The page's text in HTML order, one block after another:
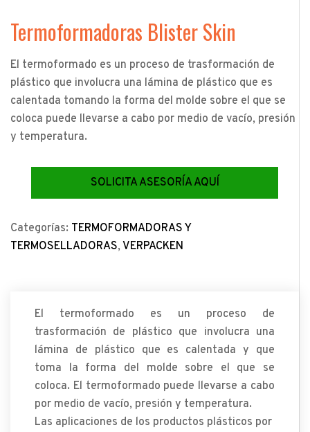
Termoformadoras Blister Skin
El termoformado es un proceso de trasformación de
plástico que involucra una lámina de plástico que es
calentada tomando la forma del molde sobre el que se
coloca puede llevarse a cabo por medio de vacío, presión
y temperatura.
SOLICITA ASESORÍA AQUÍ
Categorías: TERMOFORMADORAS Y
TERMOSELLADORAS, VERPACKEN
El termoformado es un proceso de
trasformación de plástico que involucra una
lámina de plástico que es calentada y que
toma la forma del molde sobre el que se
coloca. El termoformado puede llevarse a cabo
por medio de vacío, presión y temperatura.
Las aplicaciones de los productos plásticos por